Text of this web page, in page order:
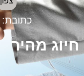
כתובת:
חיוג מהיר